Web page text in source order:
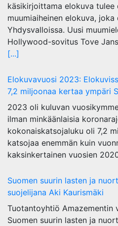
käsikirjoittama elokuva tulee
muumiaiheinen elokuva,
Yhdysvalloissa. Uusi
Hollywood-sovitus Tove
[...]
Elokuvavuosi 2023:
7,2 miljoonaa kertaa ympäri
2023 oli kuluvan
ilman minkäänlaisia
kokonaiskatsojaluku oli 7,2
katsojaa enemmän kuin
kaksinkertainen vuosien
Suomen suurin lasten ja
suojelijana Aki Kaurismäki
Tuotantoyhtiö Amazementin
Suomen suurin lasten ja